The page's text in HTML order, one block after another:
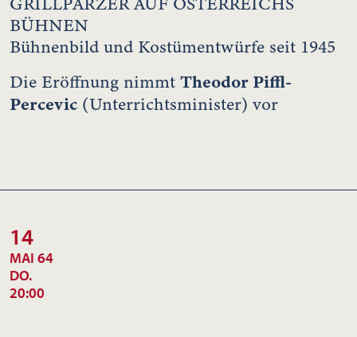
BÜHNEN
Bühnenbild und Kostümentwürfe seit 1945
Die Eröffnung nimmt Theodor Piffl-
Percevic (Unterrichtsminister) vor
14
MAI 64
DO.
20:00